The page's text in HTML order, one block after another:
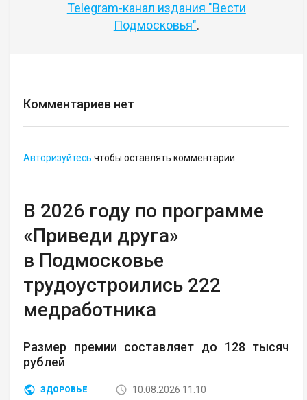
Telegram-канал издания "Вести
Подмосковья".
Комментариев нет
Авторизуйтесь чтобы оставлять комментарии
В 2026 году по программе
«Приведи друга»
в Подмосковье
трудоустроились 222
медработника
Размер премии составляет до 128 тысяч
рублей
ЗДОРОВЬЕ
10.08.2026 11:10